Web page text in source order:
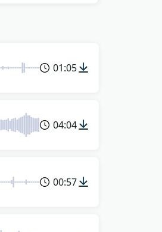
01:05
04:04
00:57